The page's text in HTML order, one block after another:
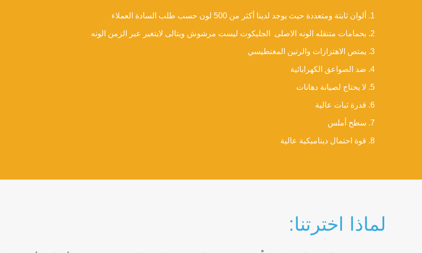
ألوان ثابتة ومتعددة حيث يوجد لدينا أكثر من 500 لون حسب طلب السادة العملاء
بحمامات متنقله الونه الاصلى الجليكوت ليست مرشوش وبتالى لايتغير عبر الزمن الونه
يمتص الاهتزازات والرنين المغنطيسي
ضد الصواعق الكهرابائية
لا يحتاج لصيانة دهانات
قدرة ثبات عالية
سطح أملس
قوة احتمال ديناميكية عالية
لماذا اخترتنا: